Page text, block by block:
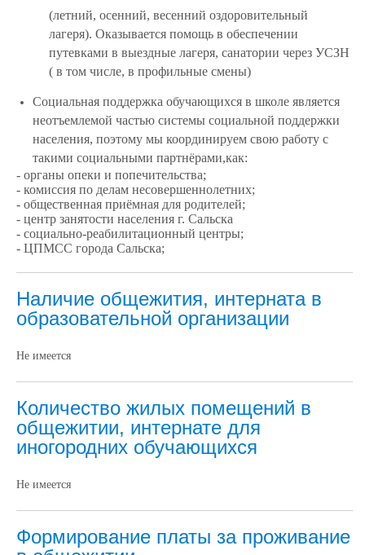
(летний, осенний, весенний оздоровительный
лагеря). Оказывается помощь в обеспечении
путевками в выездные лагеря, санатории через УСЗН
( в том числе, в профильные смены)
Социальная поддержка обучающихся в школе является
неотъемлемой частью системы социальной поддержки
населения, поэтому мы координируем свою работу с
такими социальными партнёрами,как:
- органы опеки и попечительства;
- комиссия по делам несовершеннолетних;
- общественная приёмная для родителей;
- центр занятости населения г. Сальска
- социально-реабилитационный центры;
- ЦПМСС города Сальска;
Наличие общежития, интерната в
образовательной организации
Не имеется
Количество жилых помещений в
общежитии, интернате для
иногородних обучающихся
Не имеется
Формирование платы за проживание